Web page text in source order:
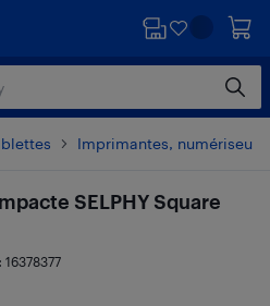
Imprimantes,
SELPHY Square
16378377